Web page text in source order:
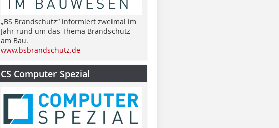
„BS Brandschutz“ informiert zweimal im
Jahr rund um das Thema Brandschutz
am Bau.
www.bsbrandschutz.de
CS Computer Spezial